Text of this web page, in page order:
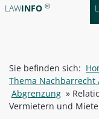
LAWINFO ®
Sie befinden sich:
Thema
Abgrenzung »
Vermietern und